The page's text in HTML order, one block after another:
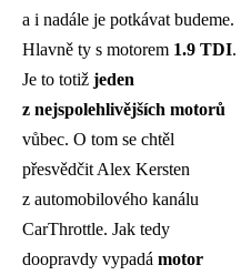
a i nadále je potkávat budeme.
Hlavně ty s motorem 1.9 TDI.
Je to totiž jeden
z nejspolehlivějších motorů
vůbec. O tom se chtěl
přesvědčit Alex Kersten
z automobilového kanálu
CarThrottle. Jak tedy
doopravdy vypadá motor